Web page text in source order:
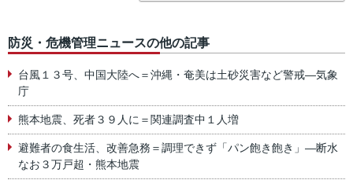
防災・危機管理ニュースの他の記事
台風１３号、中国大陸へ＝沖縄・奄美は土砂災害など警戒―気象
庁
熊本地震、死者３９人に＝関連調査中１人増
避難者の食生活、改善急務＝調理できず「パン飽き飽き」―断水
なお３万戸超・熊本地震